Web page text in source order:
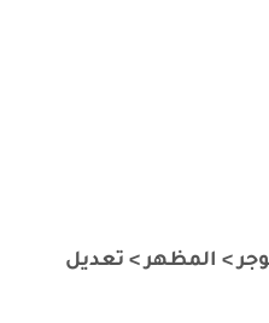
> المظهر > تعديل